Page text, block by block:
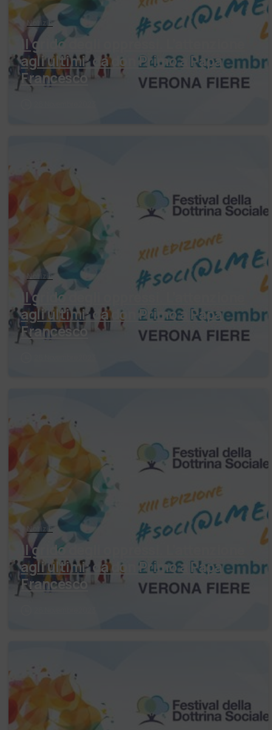
Notizie
Il grido degli oppressi. L’attenzione
agli ultimi: da don Primo a Papa
Francesco
Notizie
Il grido degli oppressi. L’attenzione
agli ultimi: da don Primo a Papa
Francesco
Notizie
Il grido degli oppressi. L’attenzione
agli ultimi: da don Primo a Papa
Francesco